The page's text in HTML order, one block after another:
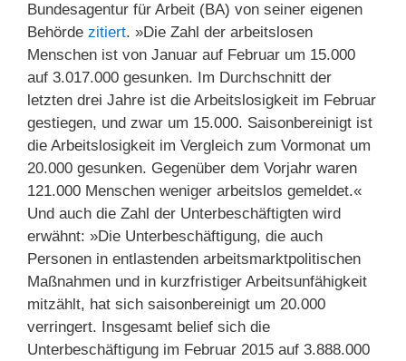
Bundesagentur für Arbeit (BA) von seiner eigenen
Behörde zitiert. »Die Zahl der arbeitslosen
Menschen ist von Januar auf Februar um 15.000
auf 3.017.000 gesunken. Im Durchschnitt der
letzten drei Jahre ist die Arbeitslosigkeit im Februar
gestiegen, und zwar um 15.000. Saisonbereinigt ist
die Arbeitslosigkeit im Vergleich zum Vormonat um
20.000 gesunken. Gegenüber dem Vorjahr waren
121.000 Menschen weniger arbeitslos gemeldet.«
Und auch die Zahl der Unterbeschäftigten wird
erwähnt: »Die Unterbeschäftigung, die auch
Personen in entlastenden arbeitsmarktpolitischen
Maßnahmen und in kurzfristiger Arbeitsunfähigkeit
mitzählt, hat sich saisonbereinigt um 20.000
verringert. Insgesamt belief sich die
Unterbeschäftigung im Februar 2015 auf 3.888.000